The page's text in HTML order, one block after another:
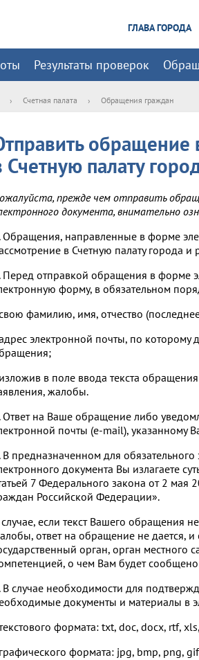
ГЛАВА ГОРОДА
Результаты проверок
› Счетная палата › Обращения граждан
обращение
Счетную палату
прежде чем отправить
документа, внимательно
Обращения, направленные в форме
в Счетную палату города
Перед отправкой обращения в форме
форму, в обязательном
фамилию, имя, отчество
электронной почты, по
в поле ввода текста
жалобы.
Ответ на Ваше обращение либо
почты (e-mail), указанному
В предназначенном для
документа Вы излагаете
7 Федерального закона от 2
Российской Федерации».
если текст Вашего обращения
ответ на обращение не дается,
орган, орган местного
о чем Вам будет
В случае необходимости для
документы и материалы в
формата: txt, doc, docx, rtf,
формата: jpg, bmp, png,